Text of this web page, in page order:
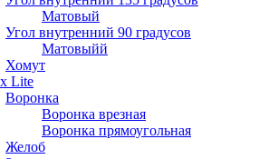
Матовый
Угол внутренний 90 градусов
Матовыйй
Хомут
Lite
Воронка
Воронка врезная
Воронка прямоугольная
Желоб